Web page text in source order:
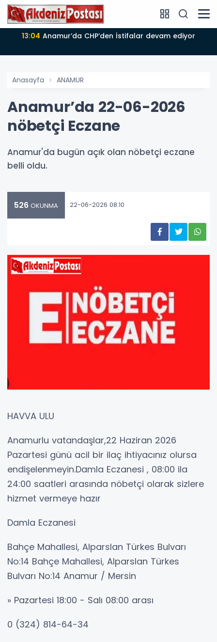
13:04
Anasayfa ANAMUR
Anamur’da 22-06-2026
nöbetçi Eczane
Anamur'da bugün açık olan nöbetçi eczane
belli oldu.
526 OKUNMA 22-06-2026 08:10
HAVVA ULU
Anamurlu vatandaşlar,22 Haziran 2026
Pazartesi günü acil bir ilaç ihtiyacınız olursa
endişelenmeyin.Damla Eczanesi , 08:00 ila
24:00 saatleri arasında nöbetçi olarak sizlere
hizmet vermeye hazır
Damla Eczanesi
Bahçe Mahallesi, Alparslan Türkes Bulvarı
No:14 Bahçe Mahallesi, Alparslan Türkes
Bulvarı No:14 Anamur / Mersin
» Pazartesi 18:00 - Salı 08:00 arası
0 (324) 814-64-34